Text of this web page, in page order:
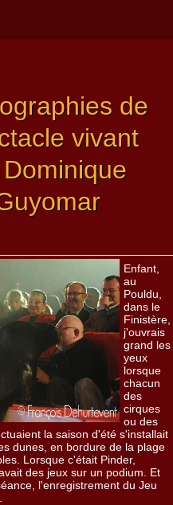
de
vivant
Enfant,
au
Pouldu,
dans le
Finistère,
j'ouvrais
grand les
yeux
lorsque
chacun
des
cirques
ou des
la saison d'été s'installait
dunes, en bordure de la plage
Lorsque c'était Pinder,
des jeux sur un podium. Et
l'enregistrement du Jeu